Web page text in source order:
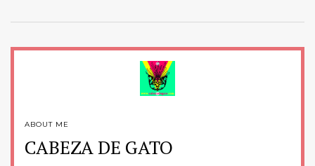
ABOUT ME
CABEZA DE GATO